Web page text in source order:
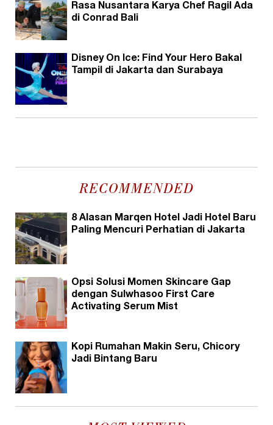
Rasa Nusantara Karya Chef Ragil Ada
di Conrad Bali
Disney On Ice: Find Your Hero Bakal
Tampil di Jakarta dan Surabaya
RECOMMENDED
8 Alasan Marqen Hotel Jadi Hotel Baru
Paling Mencuri Perhatian di Jakarta
Opsi Solusi Momen Skincare Gap
dengan Sulwhasoo First Care
Activating Serum Mist
Kopi Rumahan Makin Seru, Chicory
Jadi Bintang Baru